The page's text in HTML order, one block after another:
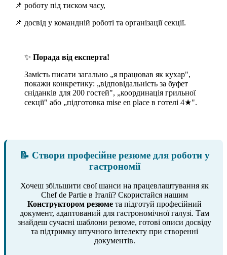
📌 роботу під тиском часу,
📌 досвід у командній роботі та організації секції.
✨ Порада від експерта!
Замість писати загально „я працював як кухар",
покажи конкретику: „відповідальність за буфет
сніданків для 200 гостей", „координація грильної
секції" або „підготовка mise en place в готелі 4★".
📝 Створи професійне резюме для роботи у
гастрономії
Хочеш збільшити свої шанси на працевлаштування як
Chef de Partie в Італії? Скористайся нашим
Конструктором резюме та підготуй професійний
документ, адаптований для гастрономічної галузі. Там
знайдеш сучасні шаблони резюме, готові описи досвіду
та підтримку штучного інтелекту при створенні
документів.